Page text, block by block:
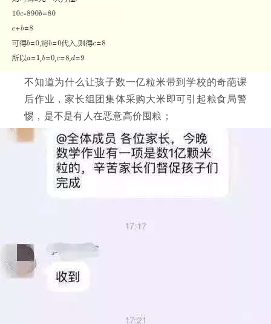
不知道为什么让孩子数一亿粒米带到学校的奇葩课
后作业，家长组团集体采购大米即可引起粮食局警
惕，是不是有人在恶意高价囤粮；